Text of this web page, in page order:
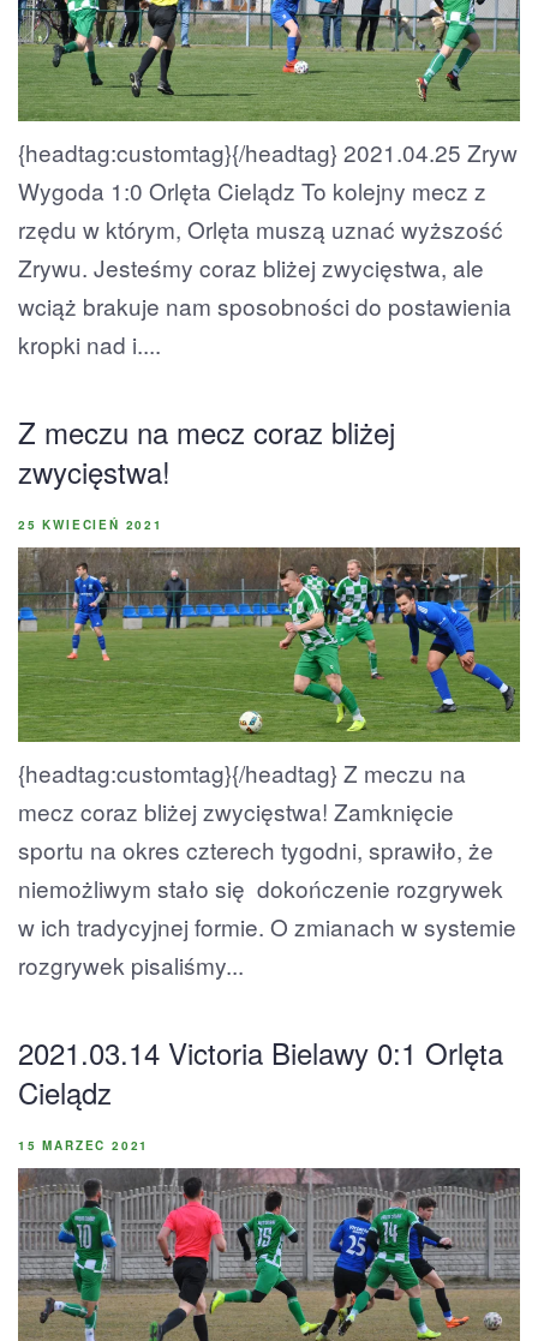
{headtag:customtag}{/headtag} 2021.04.25 Zryw
Wygoda 1:0 Orlęta Cielądz To kolejny mecz z
rzędu w którym, Orlęta muszą uznać wyższość
Zrywu. Jesteśmy coraz bliżej zwycięstwa, ale
wciąż brakuje nam sposobności do postawienia
kropki nad i....
Z meczu na mecz coraz bliżej
zwycięstwa!
25 KWIECIEŃ 2021
{headtag:customtag}{/headtag} Z meczu na
mecz coraz bliżej zwycięstwa! Zamknięcie
sportu na okres czterech tygodni, sprawiło, że
niemożliwym stało się dokończenie rozgrywek
w ich tradycyjnej formie. O zmianach w systemie
rozgrywek pisaliśmy...
2021.03.14 Victoria Bielawy 0:1 Orlęta
Cielądz
15 MARZEC 2021